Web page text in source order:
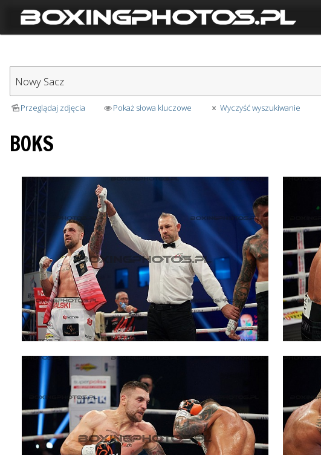
Przeglądaj zdjęcia Pokaż słowa kluczowe Wyczyść wyszukiwanie
BOKS